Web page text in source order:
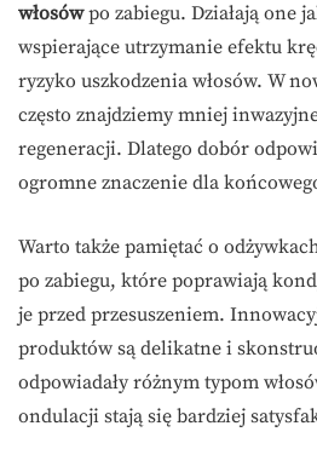
włosówpo zabiegu. Działają one
wspierające utrzymanie efektu
ryzyko uszkodzenia włosów. W
często znajdziemy mniej
regeneracji. Dlatego dobór
ogromne znaczenie dla
Warto także pamiętać o
po zabiegu, które poprawiają
je przed przesuszeniem.
produktów są delikatne i
odpowiadały różnym typom
ondulacji stają się bardziej